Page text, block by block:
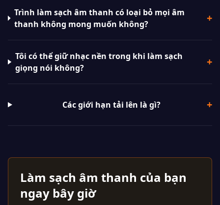
Trình làm sạch âm thanh có loại bỏ mọi âm
thanh không mong muốn không?
+
Tôi có thể giữ nhạc nền trong khi làm sạch
giọng nói không?
+
Các giới hạn tải lên là gì? +
Làm sạch âm thanh của bạn
ngay bây giờ